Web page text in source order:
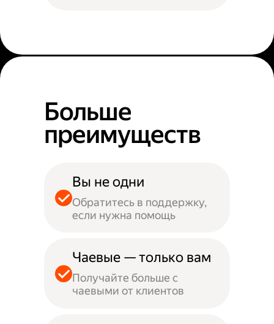
Больше
преимуществ
Вы не одни
Обратитесь в поддержку,
если нужна помощь
Чаевые — только вам
Получайте больше с
чаевыми от клиентов